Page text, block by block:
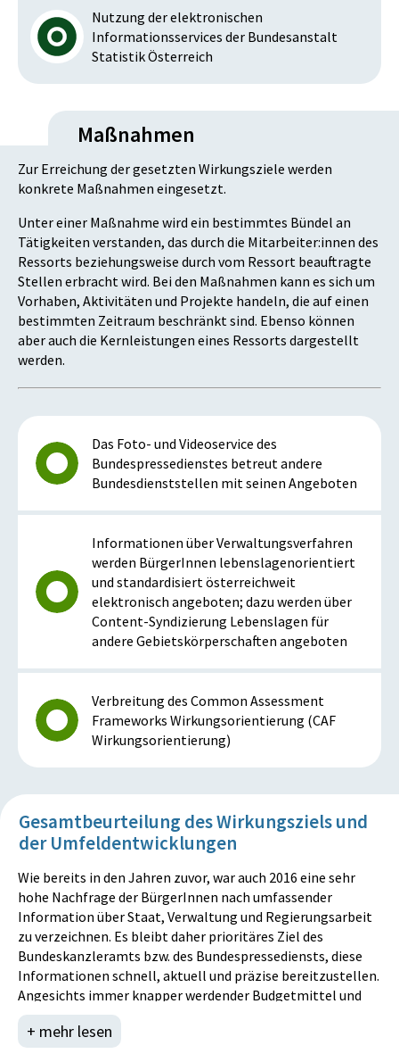
Nutzung der elektronischen
Informationsservices der Bundesanstalt
Statistik Österreich
Maßnahmen
Zur Erreichung der gesetzten Wirkungsziele werden
konkrete Maßnahmen eingesetzt.
Unter einer Maßnahme wird ein bestimmtes Bündel an
Tätigkeiten verstanden, das durch die Mitarbeiter:innen des
Ressorts beziehungsweise durch vom Ressort beauftragte
Stellen erbracht wird. Bei den Maßnahmen kann es sich um
Vorhaben, Aktivitäten und Projekte handeln, die auf einen
bestimmten Zeitraum beschränkt sind. Ebenso können
aber auch die Kernleistungen eines Ressorts dargestellt
werden.
Das Foto- und Videoservice des
Bundespressedienstes betreut andere
Bundesdienststellen mit seinen Angeboten
Informationen über Verwaltungsverfahren
werden BürgerInnen lebenslagenorientiert
und standardisiert österreichweit
elektronisch angeboten; dazu werden über
Content-Syndizierung Lebenslagen für
andere Gebietskörperschaften angeboten
Verbreitung des Common Assessment
Frameworks Wirkungsorientierung (CAF
Wirkungsorientierung)
Gesamtbeurteilung des Wirkungsziels und
der Umfeldentwicklungen
Wie bereits in den Jahren zuvor, war auch 2016 eine sehr
hohe Nachfrage der BürgerInnen nach umfassender
Information über Staat, Verwaltung und Regierungsarbeit
zu verzeichnen. Es bleibt daher prioritäres Ziel des
Bundeskanzleramts bzw. des Bundespressediensts, diese
Informationen schnell, aktuell und präzise bereitzustellen.
Angesichts immer knapper werdender Budgetmittel und
Personalressourcen wird in der Verwaltung der Trend zu
Shared Services bestehen bleiben und die Servicefunktionen
+ mehr lesen